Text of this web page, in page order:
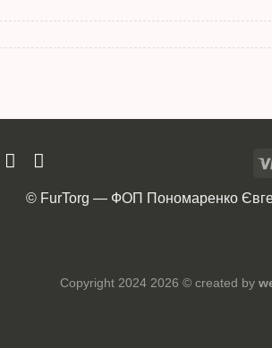
© FurTorg — ФОП Пономаренко
Copyright 2024 2026 © created by